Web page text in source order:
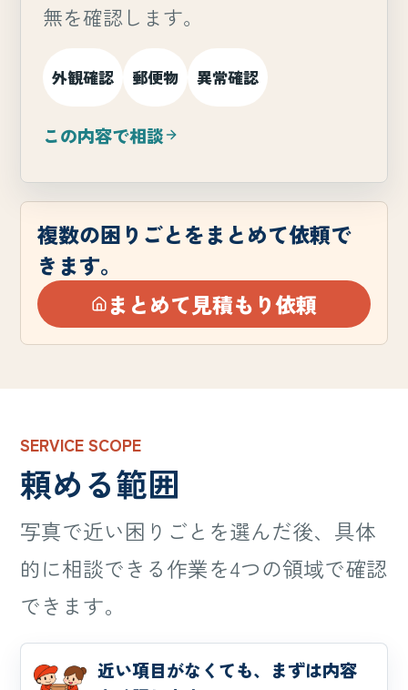
無を確認します。
外観確認 郵便物 異常確認
この内容で相談
複数の困りごとをまとめて依頼で
きます。
まとめて見積もり依頼
SERVICE SCOPE
頼める範囲
写真で近い困りごとを選んだ後、具体
的に相談できる作業を4つの領域で確認
できます。
近い項目がなくても、まずは内容